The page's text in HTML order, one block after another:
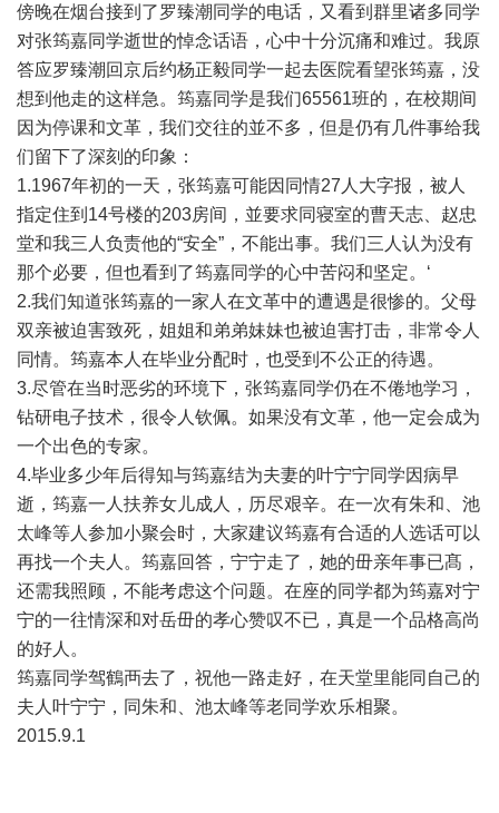
傍晚在烟台接到了罗臻潮同学的电话，又看到群里诸多同学
对张筠嘉同学逝世的悼念话语，心中十分沉痛和难过。我原
答应罗臻潮回京后约杨正毅同学一起去医院看望张筠嘉，没
想到他走的这样急。筠嘉同学是我们65561班的，在校期间
因为停课和文革，我们交往的並不多，但是仍有几件事给我
们留下了深刻的印象：
1.1967年初的一天，张筠嘉可能因同情27人大字报，被人
指定住到14号楼的203房间，並要求同寝室的曹天志、赵忠
堂和我三人负责他的“安全”，不能出事。我们三人认为没有
那个必要，但也看到了筠嘉同学的心中苦闷和坚定。‘
2.我们知道张筠嘉的一家人在文革中的遭遇是很惨的。父母
双亲被迫害致死，姐姐和弟弟妹妹也被迫害打击，非常令人
同情。筠嘉本人在毕业分配时，也受到不公正的待遇。
3.尽管在当时恶劣的环境下，张筠嘉同学仍在不倦地学习，
钻研电子技术，很令人钦佩。如果没有文革，他一定会成为
一个出色的专家。
4.毕业多少年后得知与筠嘉结为夫妻的叶宁宁同学因病早
逝，筠嘉一人扶养女儿成人，历尽艰辛。在一次有朱和、池
太峰等人参加小聚会时，大家建议筠嘉有合适的人选话可以
再找一个夫人。筠嘉回答，宁宁走了，她的毌亲年事已髙，
还需我照顾，不能考虑这个问题。在座的同学都为筠嘉对宁
宁的一往情深和对岳毌的孝心赞叹不已，真是一个品格高尚
的好人。
筠嘉同学驾鶴襾去了，祝他一路走好，在天堂里能同自己的
夫人叶宁宁，同朱和、池太峰等老同学欢乐相聚。
2015.9.1